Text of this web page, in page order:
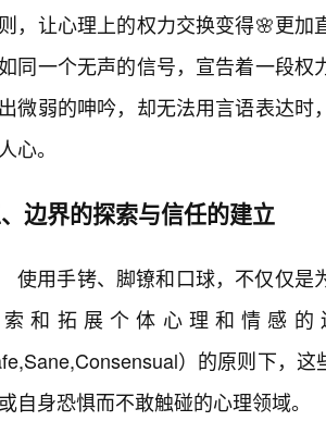
，让心理上的权力交换变得🌸更
同一个无声的信号，宣告着一段
微弱的呻吟，却无法用言语表达
心。
边界的探索与信任的建立
使用手铐、脚镣和口球，不仅仅是
和拓展个体心理和情感
）的原则下，
自身恐惧而不敢触碰的心理领域。